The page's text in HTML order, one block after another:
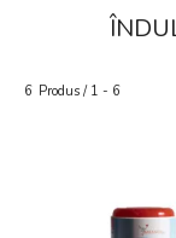
6 Produs 1 6